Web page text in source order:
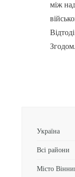
між
Згодом
Україна
Всі райони
Місто